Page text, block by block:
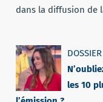
dans la diffusion de
les 10